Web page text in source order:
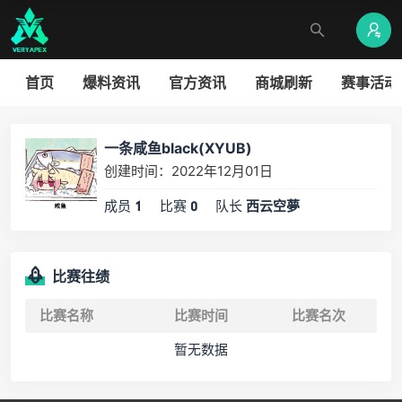
首页 爆料资讯 官方资讯 商城刷新 赛事活动
一条咸鱼black(XYUB)
创建时间：2022年12月01日
成员 1 比赛 0 队长 西云空夢
比赛往绩
比赛名称 比赛时间
比赛名次
暂无数据